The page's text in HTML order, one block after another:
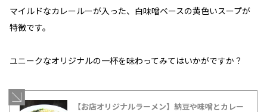
マイルドなカレールーが入った、白味噌ベースの黄色いスープが
特徴です。
ユニークなオリジナルの一杯を味わってみてはいかがですか？
【お店オリジナルラーメン】納豆や味噌とカレー